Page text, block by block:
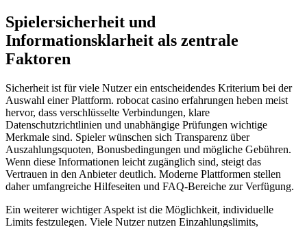
Spielersicherheit und
Informationsklarheit als zentrale
Faktoren
Sicherheit ist für viele Nutzer ein entscheidendes Kriterium bei der
Auswahl einer Plattform. robocat casino erfahrungen heben meist
hervor, dass verschlüsselte Verbindungen, klare
Datenschutzrichtlinien und unabhängige Prüfungen wichtige
Merkmale sind. Spieler wünschen sich Transparenz über
Auszahlungsquoten, Bonusbedingungen und mögliche Gebühren.
Wenn diese Informationen leicht zugänglich sind, steigt das
Vertrauen in den Anbieter deutlich. Moderne Plattformen stellen
daher umfangreiche Hilfeseiten und FAQ-Bereiche zur Verfügung.
Ein weiterer wichtiger Aspekt ist die Möglichkeit, individuelle
Limits festzulegen. Viele Nutzer nutzen Einzahlungslimits,